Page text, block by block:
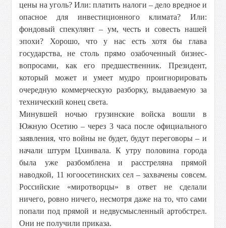
цены на уголь? Или: платить налоги – дело вредное и
опасное для инвестиционного климата? Или:
фондовый спекулянт – ум, честь и совесть нашей
эпохи? Хорошо, что у нас есть хотя бы глава
государства, не столь прямо озабоченный бизнес-
вопросами, как его предшественник. Президент,
который может и умеет мудро проигнорировать
очередную коммерческую разборку, выдаваемую за
технический конец света.
Минувшей ночью грузинские войска вошли в
Южную Осетию – через 3 часа после официального
заявления, что войны не будет, будут переговоры – и
начали штурм Цхинвала. К утру половина города
была уже разбомблена и расстреляна прямой
наводкой, 11 югоосетинских сел – захвачены совсем.
Российские «миротворцы» в ответ не сделали
ничего, ровно ничего, несмотря даже на то, что сами
попали под прямой и недвусмысленный артобстрел.
Они не получили приказа.